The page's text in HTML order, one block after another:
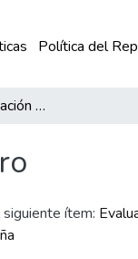
Política del
Evaluación de la aplicación de la política de reeducación de hombres que ejercen violencia contra las mujeres en Perú a partir del caso CAI Breña
ítem: